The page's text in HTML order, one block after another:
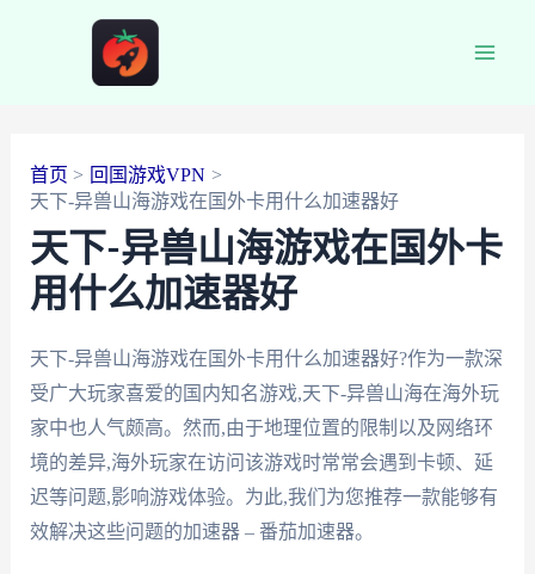
首页
回国游戏VPN
天下-异兽山海游戏在国外卡用什么加速器好
天下-异兽山海游戏在国外卡
用什么加速器好
天下-异兽山海游戏在国外卡用什么加速器好?作为一款深
受广大玩家喜爱的国内知名游戏,天下-异兽山海在海外玩
家中也人气颇高。然而,由于地理位置的限制以及网络环
境的差异,海外玩家在访问该游戏时常常会遇到卡顿、延
迟等问题,影响游戏体验。为此,我们为您推荐一款能够有
效解决这些问题的加速器 – 番茄加速器。